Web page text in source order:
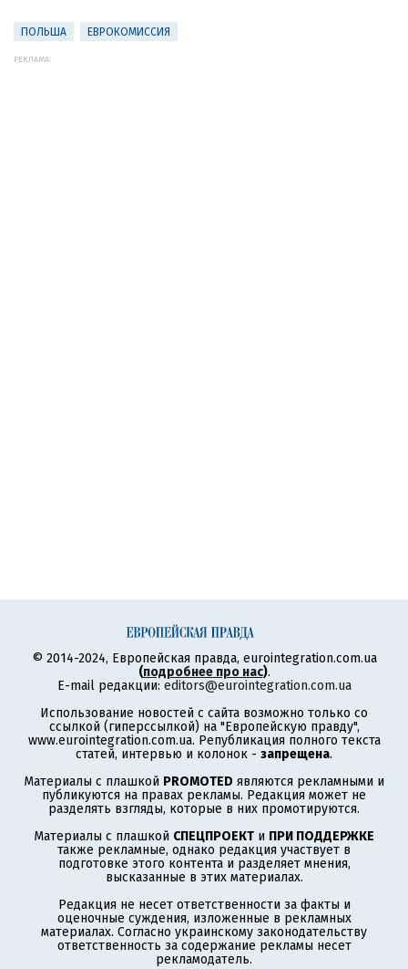
ПОЛЬША ЕВРОКОМИССИЯ
РЕКЛАМА:
© 2014-2024, Европейская правда, eurointegration.com.ua
(подробнее про нас).
E-mail редакции: editors@eurointegration.com.ua
Использование новостей с сайта возможно только со
ссылкой (гиперссылкой) на "Европейскую правду",
www.eurointegration.com.ua. Републикация полного текста
статей, интервью и колонок - запрещена.
Материалы с плашкой PROMOTED являются рекламными и
публикуются на правах рекламы. Редакция может не
разделять взгляды, которые в них промотируются.
Материалы с плашкой СПЕЦПРОЕКТ и ПРИ ПОДДЕРЖКЕ
также рекламные, однако редакция участвует в
подготовке этого контента и разделяет мнения,
высказанные в этих материалах.
Редакция не несет ответственности за факты и
оценочные суждения, изложенные в рекламных
материалах. Согласно украинскому законодательству
ответственность за содержание рекламы несет
рекламодатель.